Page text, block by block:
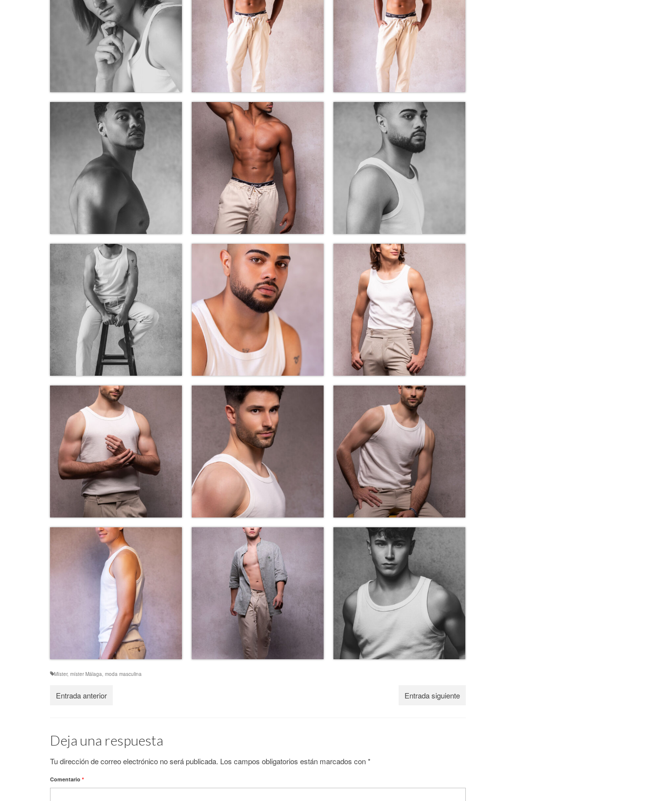
Míster, míster Málaga, moda masculina
Entrada anterior Entrada siguiente
Deja una respuesta
Tu dirección de correo electrónico no será publicada. Los campos obligatorios están marcados con*
Comentario *